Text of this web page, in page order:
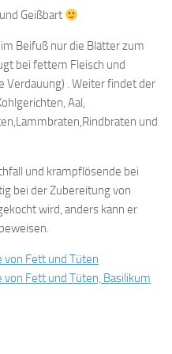
Geißbart
Beifuß nur die Blätter zum
bei fettem Fleisch und
Verdauung) . Weiter findet der
Aal,
und
und krampflösende bei
bei der Zubereitung von
wird, anders kann er
von Fett und Tüten
von Fett und Tüten, Basilikum